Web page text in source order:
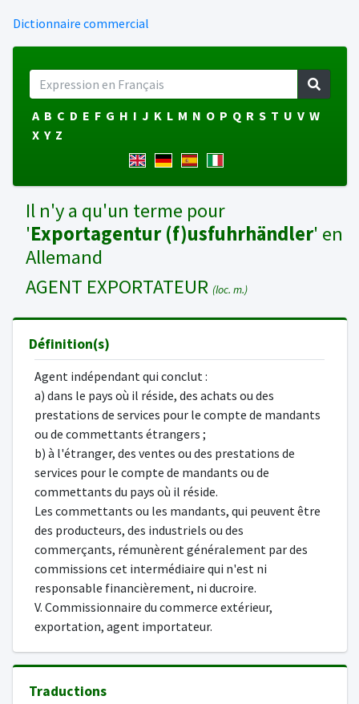
Dictionnaire commercial
A B C D E F G H I J K L M N O P Q R S T U V W
X Y Z
Il n'y a qu'un terme pour
'Exportagentur (f)usfuhrhändler' en
Allemand
AGENT EXPORTATEUR (loc. m.)
Définition(s)
Agent indépendant qui conclut :
a) dans le pays où il réside, des achats ou des
prestations de services pour le compte de mandants
ou de commettants étrangers ;
b) à l'étranger, des ventes ou des prestations de
services pour le compte de mandants ou de
commettants du pays où il réside.
Les commettants ou les mandants, qui peuvent être
des producteurs, des industriels ou des
commerçants, rémunèrent généralement par des
commissions cet intermédiaire qui n'est ni
responsable financièrement, ni ducroire.
V. Commissionnaire du commerce extérieur,
exportation, agent importateur.
Traductions